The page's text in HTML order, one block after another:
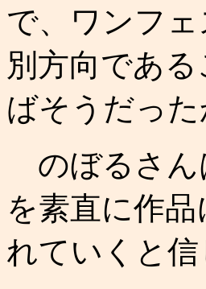
で、ワンフ
別方向であ
ばそうだっ
のぼるさん
を素直に作
れていくと